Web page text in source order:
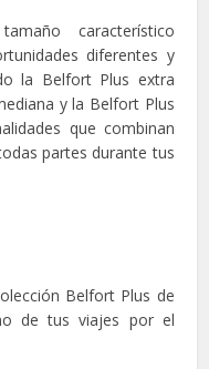
característico
diferentes y
la Belfort Plus extra
y la Belfort Plus
que combinan
partes durante tus
Belfort Plus de
de tus viajes por el